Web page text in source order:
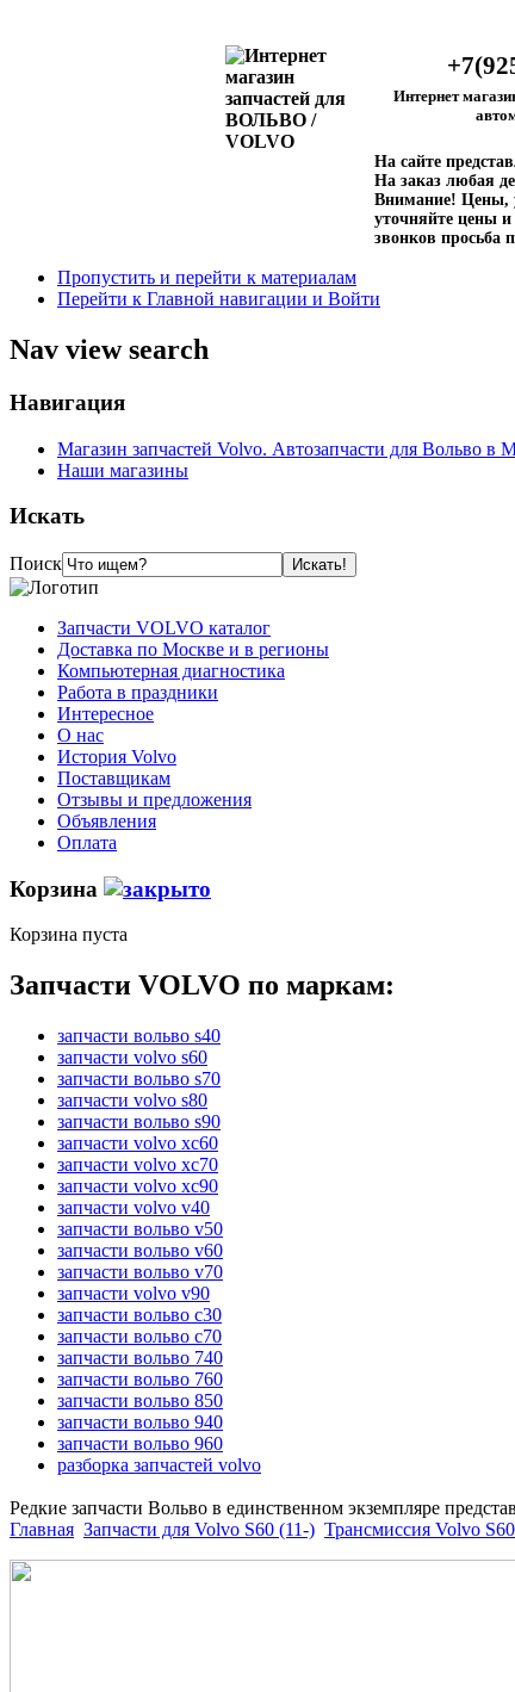
Интернет
На сайте
На заказ любая
Внимание! Цены,
уточняйте цены
звонков просьба
Пропустить и перейти к материалам
Перейти к Главной навигации и Войти
Nav view search
Навигация
Магазин запчастей Volvo. Автозапчасти для Вольво в
Наши магазины
Искать
Поиск
Запчасти VOLVO каталог
Доставка по Москве и в регионы
Компьютерная диагностика
Работа в праздники
Интересное
О нас
История Volvo
Поставщикам
Отзывы и предложения
Объявления
Оплата
Корзина
Корзина пуста
Запчасти VOLVO по маркам:
запчасти вольво s40
запчасти volvo s60
запчасти вольво s70
запчасти volvo s80
запчасти вольво s90
запчасти volvo xc60
запчасти volvo xc70
запчасти volvo xc90
запчасти volvo v40
запчасти вольво v50
запчасти вольво v60
запчасти вольво v70
запчасти volvo v90
запчасти вольво c30
запчасти вольво c70
запчасти вольво 740
запчасти вольво 760
запчасти вольво 850
запчасти вольво 940
запчасти вольво 960
разборка запчастей volvo
Редкие запчасти Вольво в единственном экземпляре
Главная Запчасти для Volvo S60 (11-) Трансмиссия Volvo